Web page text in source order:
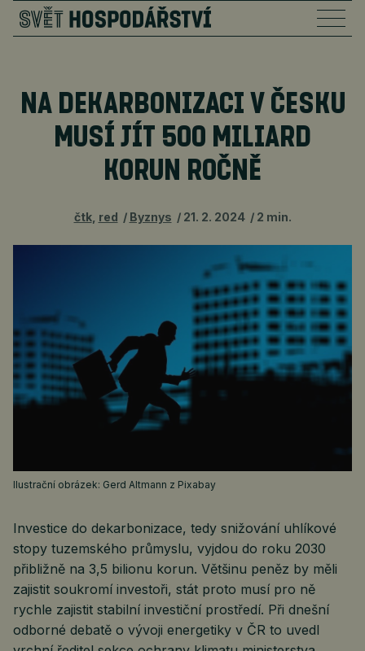
NA DEKARBONIZACI V ČESKU
MUSÍ JÍT 500 MILIARD
KORUN ROČNĚ
čtk, red Byznys 21. 2. 2024 2 min.
Ilustrační obrázek: Gerd Altmann z Pixabay
Investice do dekarbonizace, tedy snižování uhlíkové
stopy tuzemského průmyslu, vyjdou do roku 2030
přibližně na 3,5 bilionu korun. Většinu peněz by měli
zajistit soukromí investoři, stát proto musí pro ně
rychle zajistit stabilní investiční prostředí. Při dnešní
odborné debatě o vývoji energetiky v ČR to uvedl